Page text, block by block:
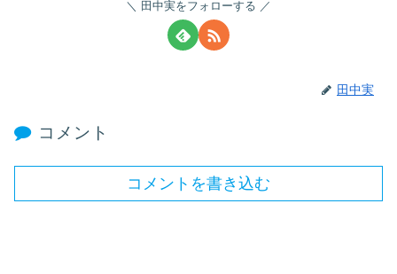
田中実をフォローする
田中実
コメント
コメントを書き込む